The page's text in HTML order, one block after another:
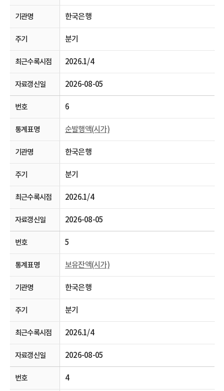
한국은행
분기
2026.1/4
2026-08-05
6
순발행액(시가)
한국은행
분기
2026.1/4
2026-08-05
5
보유잔액(시가)
한국은행
분기
2026.1/4
2026-08-05
4